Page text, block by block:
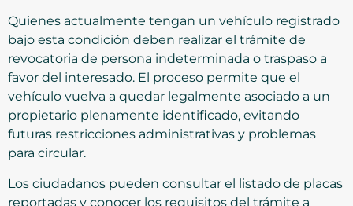
Quienes actualmente tengan un vehículo registrado
bajo esta condición deben realizar el trámite de
revocatoria de persona indeterminada o traspaso a
favor del interesado. El proceso permite que el
vehículo vuelva a quedar legalmente asociado a un
propietario plenamente identificado, evitando
futuras restricciones administrativas y problemas
para circular.
Los ciudadanos pueden consultar el listado de placas
reportadas y conocer los requisitos del trámite a